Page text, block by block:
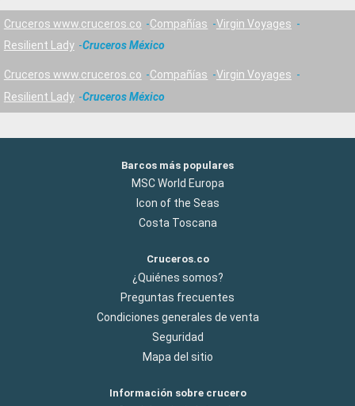
Cruceros www.cruceros.co Compañías
Virgin Voyages
Resilient Lady
Cruceros México
Cruceros www.cruceros.co Compañías
Virgin Voyages
Resilient Lady
Cruceros México
Barcos más populares
MSC World Europa
Icon of the Seas
Costa Toscana
Cruceros.co
¿Quiénes somos?
Preguntas frecuentes
Condiciones generales de venta
Seguridad
Mapa del sitio
Información sobre crucero